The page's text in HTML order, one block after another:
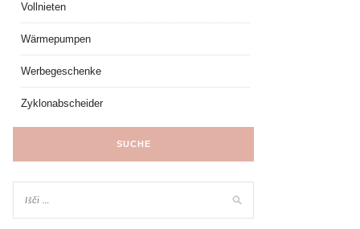
Vollnieten
Wärmepumpen
Werbegeschenke
Zyklonabscheider
SUCHE